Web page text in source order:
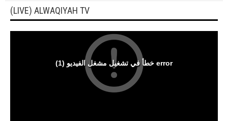
(LIVE) ALWAQIYAH TV